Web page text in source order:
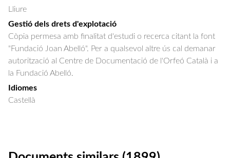
Lliure
Gestió dels drets d'explotació
Còpia permesa amb finalitat d'estudi o recerca citant la font
"Fundació Joan Abelló". Per a qualsevol altre ús cal demanar
autorització al Centre de Documentació de l'Orfeó Català i a
la Fundació Abelló.
Idiomes
Castellà